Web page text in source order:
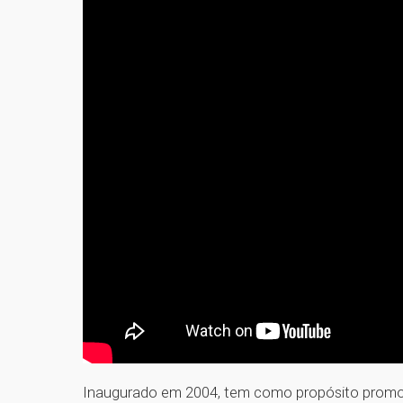
Inaugurado em 2004, tem como propósito